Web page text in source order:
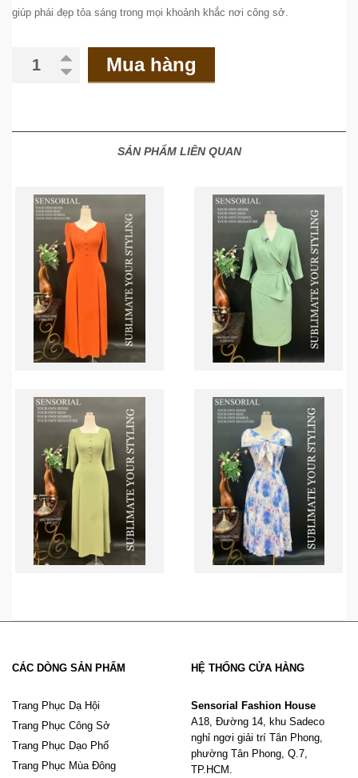
giúp phái đẹp tỏa sáng trong mọi khoảnh khắc nơi công sở.
Mua hàng
SẢN PHẨM LIÊN QUAN
CÁC DÒNG SẢN PHẨM
Trang Phục Dạ Hội
Trang Phục Công Sở
Trang Phục Dạo Phố
Trang Phục Mùa Đông
HỆ THỐNG CỬA HÀNG
Sensorial Fashion House
A18, Đường 14, khu Sadeco
nghỉ ngơi giải trí Tân Phong,
phường Tân Phong, Q.7,
TP.HCM.